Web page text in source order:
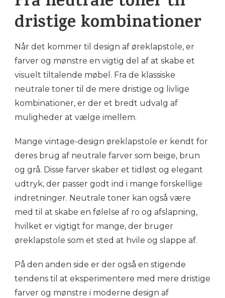
dristige kombinationer
Når det kommer til design af øreklapstole, er
farver og mønstre en vigtig del af at skabe et
visuelt tiltalende møbel. Fra de klassiske
neutrale toner til de mere dristige og livlige
kombinationer, er der et bredt udvalg af
muligheder at vælge imellem.
Mange vintage-design øreklapstole er kendt for
deres brug af neutrale farver som beige, brun
og grå. Disse farver skaber et tidløst og elegant
udtryk, der passer godt ind i mange forskellige
indretninger. Neutrale toner kan også være
med til at skabe en følelse af ro og afslapning,
hvilket er vigtigt for mange, der bruger
øreklapstole som et sted at hvile og slappe af.
På den anden side er der også en stigende
tendens til at eksperimentere med mere dristige
farver og mønstre i moderne design af